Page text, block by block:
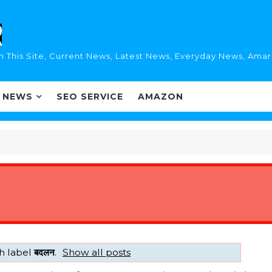
Site, Current News, Latest News, Everyday News,
SEO SERVICE AMAZON
labelबदलन. Show all posts